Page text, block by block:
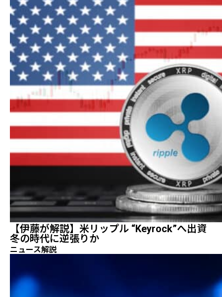
【伊藤が解説】米リップル “Keyrock”へ出資
冬の時代に逆張りか
ニュース解説